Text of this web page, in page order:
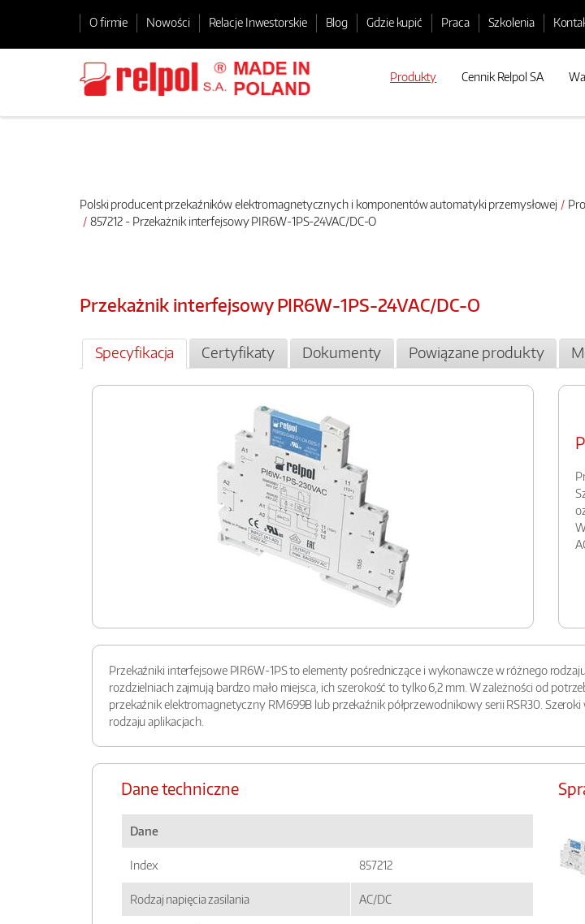
O firmie Nowości Relacje Inwestorskie Blog Gdzie kupić Praca Szkolenia
Produkty Cennik Relpol SA
Polski producent przekaźników elektromagnetycznych i komponentów automatyki przemysłowej
857212 - Przekażnik interfejsowy PIR6W-1PS-24VAC/DC-O
Przekażnik interfejsowy PIR6W-1PS-24VAC/DC-O
Specyfikacja Certyfikaty Dokumenty Powiązane produkty
Przekaźniki interfejsowe PIR6W-1PS to elementy pośredniczące i wykonawcze w różnego
rozdzielniach zajmują bardzo mało miejsca, ich szerokość to tylko 6,2 mm. W zależności od
przekaźnik elektromagnetyczny RM699B lub przekaźnik półprzewodnikowy serii RSR30.
rodzaju aplikacjach.
Dane techniczne
Dane
Index 857212
Rodzaj napięcia zasilania AC/DC